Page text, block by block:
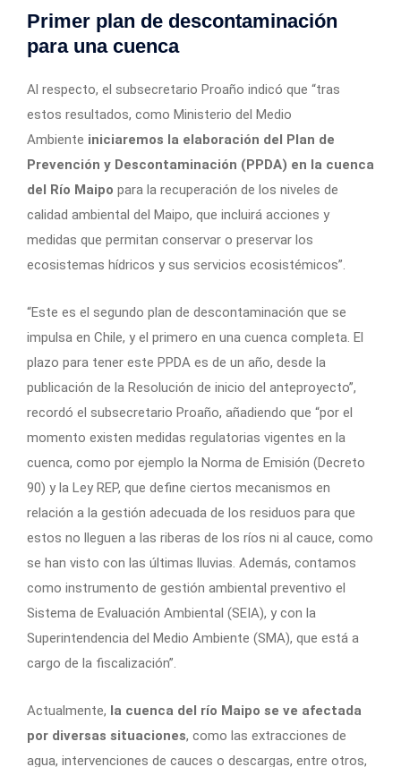
Primer plan de descontaminación
para una cuenca
Al respecto, el subsecretario Proaño indicó que “tras
estos resultados, como Ministerio del Medio
Ambiente iniciaremos la elaboración del Plan de
Prevención y Descontaminación (PPDA) en la cuenca
del Río Maipo para la recuperación de los niveles de
calidad ambiental del Maipo, que incluirá acciones y
medidas que permitan conservar o preservar los
ecosistemas hídricos y sus servicios ecosistémicos”.
“Este es el segundo plan de descontaminación que se
impulsa en Chile, y el primero en una cuenca completa. El
plazo para tener este PPDA es de un año, desde la
publicación de la Resolución de inicio del anteproyecto”,
recordó el subsecretario Proaño, añadiendo que “por el
momento existen medidas regulatorias vigentes en la
cuenca, como por ejemplo la Norma de Emisión (Decreto
90) y la Ley REP, que define ciertos mecanismos en
relación a la gestión adecuada de los residuos para que
estos no lleguen a las riberas de los ríos ni al cauce, como
se han visto con las últimas lluvias. Además, contamos
como instrumento de gestión ambiental preventivo el
Sistema de Evaluación Ambiental (SEIA), y con la
Superintendencia del Medio Ambiente (SMA), que está a
cargo de la fiscalización”.
Actualmente, la cuenca del río Maipo se ve afectada
por diversas situaciones, como las extracciones de
agua, intervenciones de cauces o descargas, entre otros,